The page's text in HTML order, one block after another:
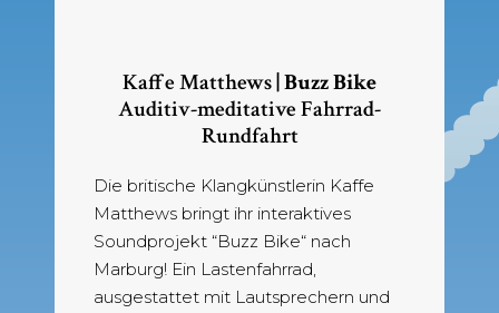
Kaffe Matthews | Buzz Bike
Auditiv-meditative Fahrrad-
Rundfahrt
Die britische Klangkünstlerin Kaffe
Matthews bringt ihr interaktives
Soundprojekt “Buzz Bike“ nach
Marburg! Ein Lastenfahrrad,
ausgestattet mit Lautsprechern und